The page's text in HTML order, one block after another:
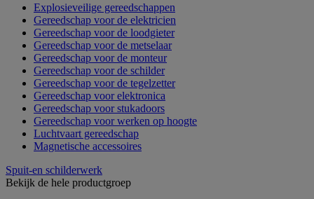
Explosieveilige gereedschappen
Gereedschap voor de elektricien
Gereedschap voor de loodgieter
Gereedschap voor de metselaar
Gereedschap voor de monteur
Gereedschap voor de schilder
Gereedschap voor de tegelzetter
Gereedschap voor elektronica
Gereedschap voor stukadoors
Gereedschap voor werken op hoogte
Luchtvaart gereedschap
Magnetische accessoires
Spuit-en schilderwerk
Bekijk de hele productgroep